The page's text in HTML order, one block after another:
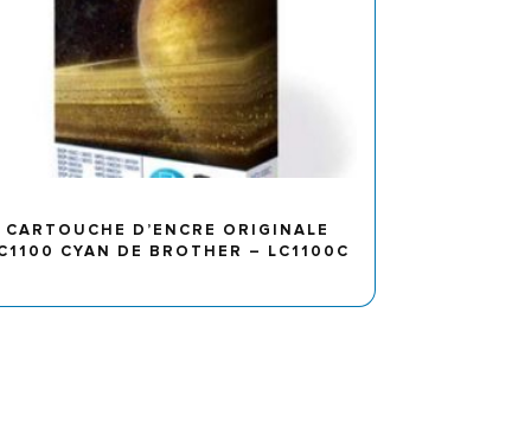
CARTOUCHE D’ENCRE ORIGINALE
CYAN DE BROTHER – LC1100C